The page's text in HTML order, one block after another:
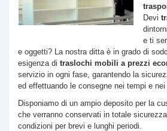
Devi
e ti
e oggetti? La nostra ditta è in grado di
esigenza di traslochi mobili a prezzi
servizio in ogni fase, garantendo la
ed effettuando le consegne nei tempi e
Disponiamo di un ampio deposito per la
che verranno conservati in totale
condizioni per brevi e lunghi periodi.